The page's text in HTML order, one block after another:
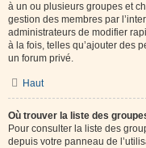
à un ou plusieurs groupes et
gestion des membres par
administrateurs de modifier
à la fois, telles qu’ajouter des
un forum privé.
Haut
Où trouver la liste des
Pour consulter la liste des
depuis votre panneau de